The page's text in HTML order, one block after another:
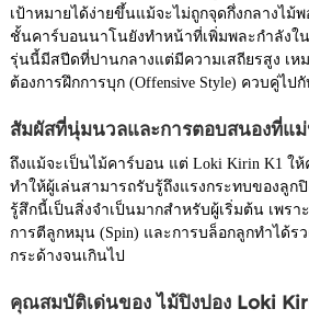
เป้าหมายได้ง่ายขึ้นแม้จะไม่ถูกจุดกึ่งกลางไม้พ
ชั้นคาร์บอนนาโนยังทำหน้าที่เพิ่มพละกำลังใ
รุ่นนี้มีสปีดที่ปานกลางแต่มีความเสถียรสูง เห
ต้องการฝึกการบุก (Offensive Style) ควบคู่ไป
สัมผัสที่นุ่มนวลและการตอบสนองที่แ
ถึงแม้จะเป็นไม้คาร์บอน แต่ Loki Kirin K1 ให้
ทำให้ผู้เล่นสามารถรับรู้ถึงแรงกระทบของลูก
รู้สึกนี้เป็นสิ่งจำเป็นมากสำหรับผู้เริ่มต้น เพร
การตีลูกหมุน (Spin) และการบล็อกลูกทำได้ร
กระด้างจนเกินไป
คุณสมบัติเด่นของ ไม้ปิงปอง Loki